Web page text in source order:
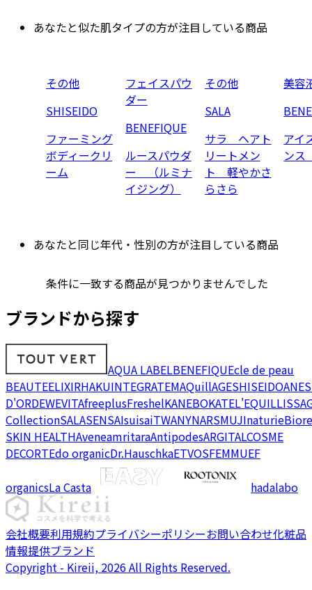
あなたと似た肌タイプの方が注目している商品
その他
SHISEIDO
ファーミング
ボディークリ
ーム
フェイスパウ
ダー
BENEFIQUE
ルースパウダ
ー （ルミナ
イジング）
その他
SALA
サラ ヘアト
リートメン
ト 軽やかさ
らさら
美容
アイ
ン
あなたと同じ年代・性別の方が注目している商品
条件に一致する商品が見つかりませんでした
ブランドから探す
AQUA LABELBENEFIQUEcle de peau
BEAUTEELIXIRHAKUINTEGRATEMAQuillAGESHISEIDO
D'ORDEWEVITAfreeplusFreshelKANEBOKATEL'EQUIL
CollectionSALASENSAIsuisaiTWANYNARSMUJInaturieBiore
SKIN HEALTHAveneamritaraAntipodesARGITALCOSME
DECORTEdo organicDr.HauschkaETVOSFEMMUEF
organicsLa Casta hadalabo
会社概要利用規約プライバシーポリシーお問い合わせ化粧品
情報提供ブランド
Copyright - Kireii, 2026 All Rights Reserved.